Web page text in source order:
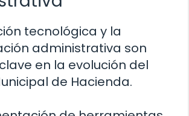
tecnológica y la
administrativa son
en la evolución del
de Hacienda.